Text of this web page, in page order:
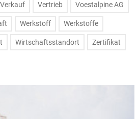
Verkauf Vertrieb Voestalpine AG
Werkstoff Werkstoffe
Wirtschaftsstandort Zertifikat